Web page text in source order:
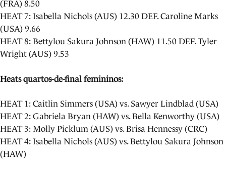
(FRA) 8.50
HEAT 7: Isabella Nichols (AUS) 12.30 DEF. Caroline Marks
(USA) 9.66
HEAT 8: Bettylou Sakura Johnson (HAW) 11.50 DEF. Tyler
Wright (AUS) 9.53
Heats quartos-de-final femininos:
HEAT 1: Caitlin Simmers (USA) vs. Sawyer Lindblad (USA)
HEAT 2: Gabriela Bryan (HAW) vs. Bella Kenworthy (USA)
HEAT 3: Molly Picklum (AUS) vs. Brisa Hennessy (CRC)
HEAT 4: Isabella Nichols (AUS) vs. Bettylou Sakura Johnson
(HAW)